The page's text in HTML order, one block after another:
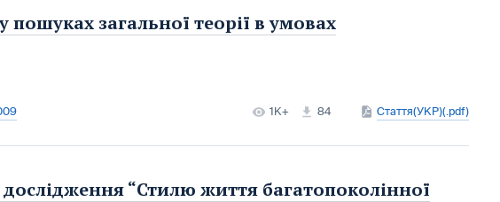
пошуках загальної теорії в умовах
1K+ 84 Стаття(УКР)(.pdf)
“Стилю життя багатопоколінної